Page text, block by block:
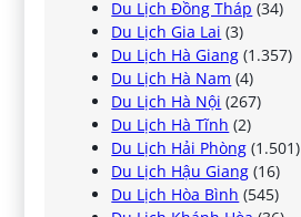
Du Lịch Đồng Tháp (34)
Du Lịch Gia Lai (3)
Du Lịch Hà Giang (1.357)
Du Lịch Hà Nam (4)
Du Lịch Hà Nội (267)
Du Lịch Hà Tĩnh (2)
Du Lịch Hải Phòng (1.501)
Du Lịch Hậu Giang (16)
Du Lịch Hòa Bình (545)